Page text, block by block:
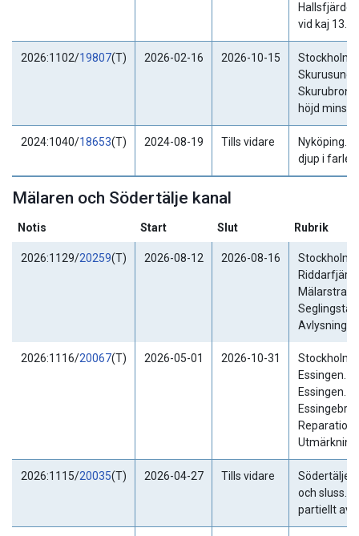
vid kaj 13.
2026:1102/19807(T) 2026-02-16 2026-10-15
Stockholm.
Skurubron.
höjd
2024:1040/18653(T) 2024-08-19 Tills vidare
Nyköping.
djup i farled.
Mälaren och Södertälje kanal
Notis Start Slut Rubrik
2026:1129/20259(T) 2026-08-12 2026-08-16
Stockholm.
Avlysning.
2026:1116/20067(T) 2026-05-01 2026-10-31
Stockholm.
Essingen.
Essingen.
Utmärkning.
2026:1115/20035(T) 2026-04-27 Tills vidare
Södertälje
och sluss.
partiellt